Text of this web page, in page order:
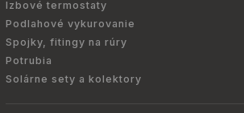
Izbové termostaty
Podlahové vykurovanie
Spojky, fitingy na rúry
Potrubia
Solárne sety a kolektory